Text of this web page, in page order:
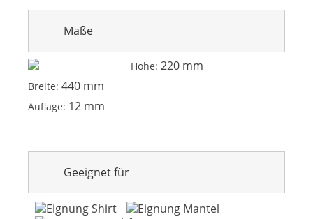
Maße
Höhe: 220 mm
Breite: 440 mm
Auflage: 12 mm
Geeignet für